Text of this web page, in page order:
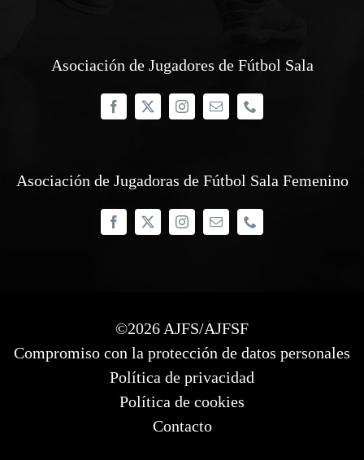
Asociación de Jugadores de Fútbol Sala
Asociación de Jugadoras de Fútbol Sala Femenino
©2026 AJFS/AJFSF
Compromiso con la protección de datos personales
Política de privacidad
Política de cookies
Contacto